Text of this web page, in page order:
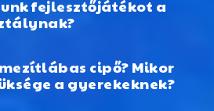
fejlesztőjátékot a
cipő? Mikor
a gyerekeknek?